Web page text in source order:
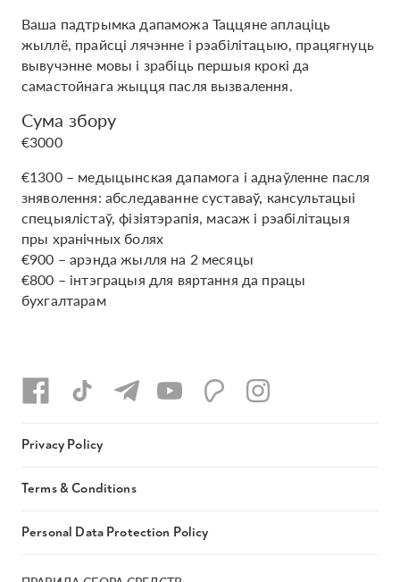
Ваша падтрымка дапаможа Таццяне аплаціць
жыллё, прайсці лячэнне і рэабілітацыю, працягнуць
вывучэнне мовы і зрабіць першыя крокі да
самастойнага жыцця пасля вызвалення.
Сума збору
€3000
€1300 – медыцынская дапамога і аднаўленне пасля
зняволення: абследаванне суставаў, кансультацыі
спецыялістаў, фізіятэрапія, масаж і рэабілітацыя
пры хранічных болях
€900 – арэнда жылля на 2 месяцы
€800 – інтэграцыя для вяртання да працы
бухгалтарам
Privacy Policy
Terms & Conditions
Personal Data Protection Policy